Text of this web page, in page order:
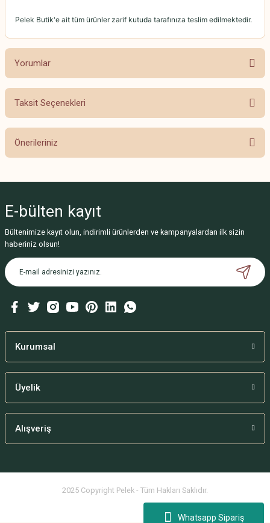
Whatsapp Sipariş
Pelek Butik'e ait tüm ürünler zarif kutuda tarafınıza teslim edilmektedir.
Yorumlar
Bu ürüne ilk yorumu siz yapın!
Taksit Seçenekleri
Önerileriniz
Görüş ve önerileriniz için teşekkür ederiz.
Ürün resmi kalitesiz, bozuk veya görüntülenemiyor.
Ürün açıklamasında eksik bilgiler bulunuyor.
Ürün bilgilerinde hatalar bulunuyor.
Bu ürüne benzer farklı alternatifler olmalı.
E-bülten kayıt
Bültenimize kayıt olun, indirimli ürünlerden ve kampanyalardan ilk sizin
haberiniz olsun!
Kurumsal
Üyelik
Alışveriş
2025 Copyright Pelek - Tüm Hakları Saklıdır.